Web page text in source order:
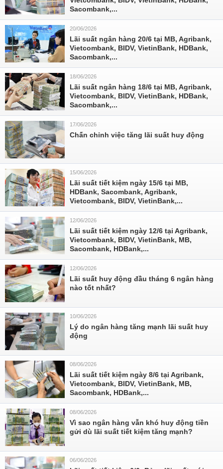
Sacombank,...
20/06/2026
Lãi suất ngân hàng 20/6 tại MB, Agribank,
Vietcombank, BIDV, VietinBank, HDBank,
Sacombank,...
18/06/2026
Lãi suất ngân hàng 18/6 tại MB, Agribank,
Vietcombank, BIDV, VietinBank, HDBank,
Sacombank,...
17/06/2026
Chấn chỉnh việc tăng lãi suất huy động
15/06/2026
Lãi suất tiết kiệm ngày 15/6 tại MB,
HDBank, Sacombank, Agribank,
Vietcombank, BIDV, VietinBank,...
12/06/2026
Lãi suất tiết kiệm ngày 12/6 tại Agribank,
Vietcombank, BIDV, VietinBank, MB,
Sacombank, HDBank,...
12/06/2026
Lãi suất huy động đầu tháng 6 ngân hàng
nào tốt nhất?
10/06/2026
Lý do ngân hàng tăng mạnh lãi suất huy
động
08/06/2026
Lãi suất tiết kiệm ngày 8/6 tại Agribank,
Vietcombank, BIDV, VietinBank, MB,
Sacombank, HDBank,...
08/06/2026
Vì sao ngân hàng vẫn khó huy động tiền
gửi dù lãi suất tiết kiệm tăng mạnh?
06/06/2026